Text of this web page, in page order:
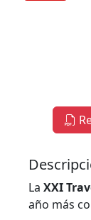
La XXI
año más